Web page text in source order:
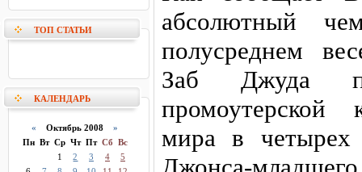
ТОП СТАТЬИ
КАЛЕНДАРЬ
« Октябрь 2008»
Пн Вт Ср Чт Пт Сб Вс
1
2 3 4
5
абсолютный
полусреднем
Заб Джуда
промоутерской
мира в четырех